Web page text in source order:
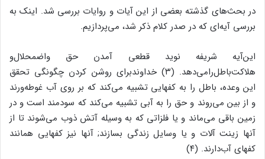
در بحث‌‌هاى گذشته بعضى از این آیات و روایات بررسى شد. اینک به
بررسى آیه‌‌اى که در صدر کلام ذکر شد، مى‌‌پردازیم.
این‌‌آیه شریفه نوید قطعى آمدن حق واضمحلال‌‌و
هلاکت‌‌باطل‌‌رامى‌‌دهد. (۳) خداوندبراى روشن کردن چگونگى تحقق
این وعده، باطل را به کفهایى تشبیه مى‌‌کند که بر روى آب غوطه‌‌ورند
و از بین مى‌‌روند و حق را به آبى تشبیه مى‌‌کند که سودمند است و در
زمین باقى مى‌‌ماند و یا فلزاتى که به وسیله آتش ذوب مى‌‌شوند تا از
آنها زینت آلات و یا وسایل زندگى بسازند; آنها نیز کفهایى همانند
کفهاى آب‌‌دارند. (۴)